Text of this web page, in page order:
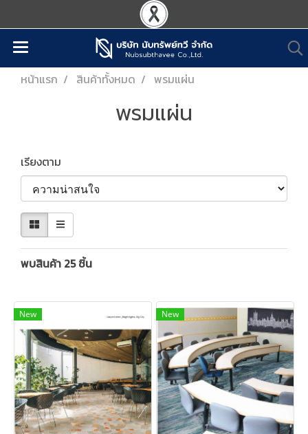
หน้าแรก สินค้าทั้งหมด พรมแผ่น
พรมแผ่น
เรียงตาม
พบสินค้า 25 ชิ้น
New New